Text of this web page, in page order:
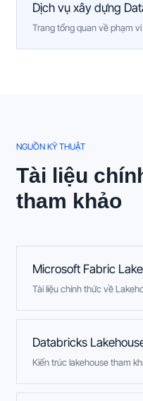
Dịch vụ xây dựng
Trang tổng quan về phạm
NGUỒN KỸ THUẬT
Tài liệu
tham khảo
Microsoft Fabric
Tài liệu chính thức về
Databricks
Kiến trúc lakehouse tham